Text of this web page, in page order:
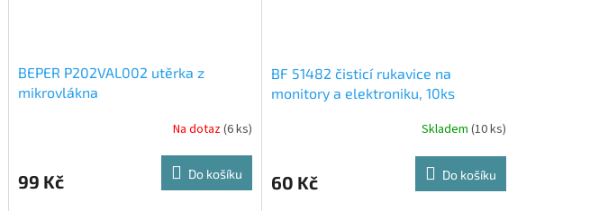
BEPER P202VAL002 utěrka z
mikrovlákna
Na dotaz(6 ks)
99 Kč Do košíku
BF 51482 čisticí rukavice na
monitory a elektroniku, 10ks
Skladem (10 ks)
60 Kč Do košíku